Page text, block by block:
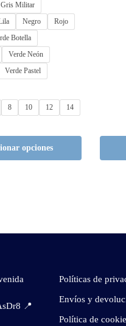
Gris Militar
Negro
Rojo
Botella
Verde Neón
Verde Pastel
8 10 12
14
opciones
📍
Políticas de
Envíos y
Política de